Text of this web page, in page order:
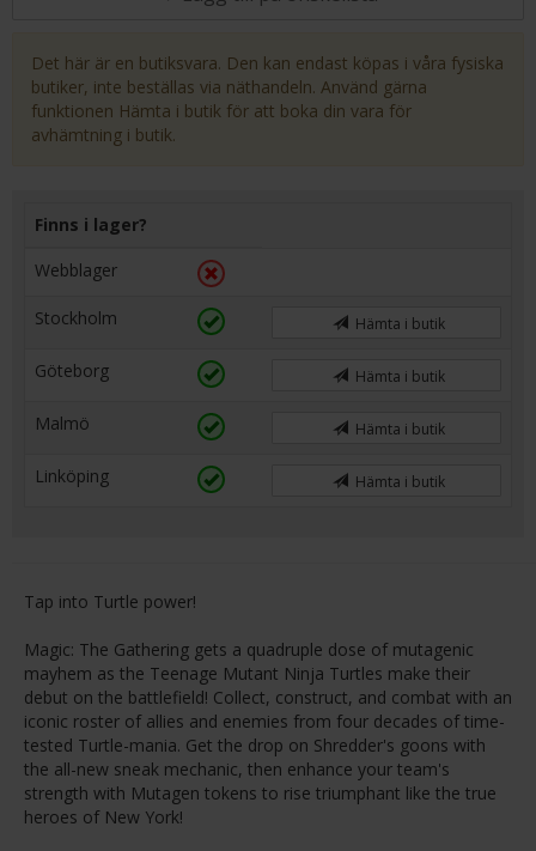
Det här är en butiksvara. Den kan endast köpas i våra fysiska
butiker, inte beställas via näthandeln. Använd gärna
funktionen Hämta i butik för att boka din vara för
avhämtning i butik.
Finns i lager?
Webblager
Stockholm Hämta i butik
Göteborg Hämta i butik
Malmö Hämta i butik
Linköping Hämta i butik
Tap into Turtle power!
Magic: The Gathering gets a quadruple dose of mutagenic
mayhem as the Teenage Mutant Ninja Turtles make their
debut on the battlefield! Collect, construct, and combat with an
iconic roster of allies and enemies from four decades of time-
tested Turtle-mania. Get the drop on Shredder's goons with
the all-new sneak mechanic, then enhance your team's
strength with Mutagen tokens to rise triumphant like the true
heroes of New York!